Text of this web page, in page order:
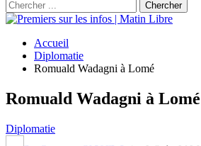
Accueil
Diplomatie
Romuald Wadagni à Lomé
Romuald Wadagni à Lomé
Diplomatie